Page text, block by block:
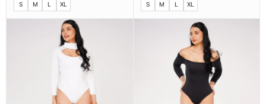
S M L XL S M L XL